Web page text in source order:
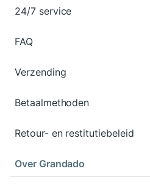
24/7 service
FAQ
Verzending
Betaalmethoden
Retour- en restitutiebeleid
Over Grandado